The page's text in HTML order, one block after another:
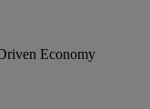
Economy